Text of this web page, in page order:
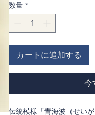
数量 *
カートに追加する
今
伝統模様「青海波（せい